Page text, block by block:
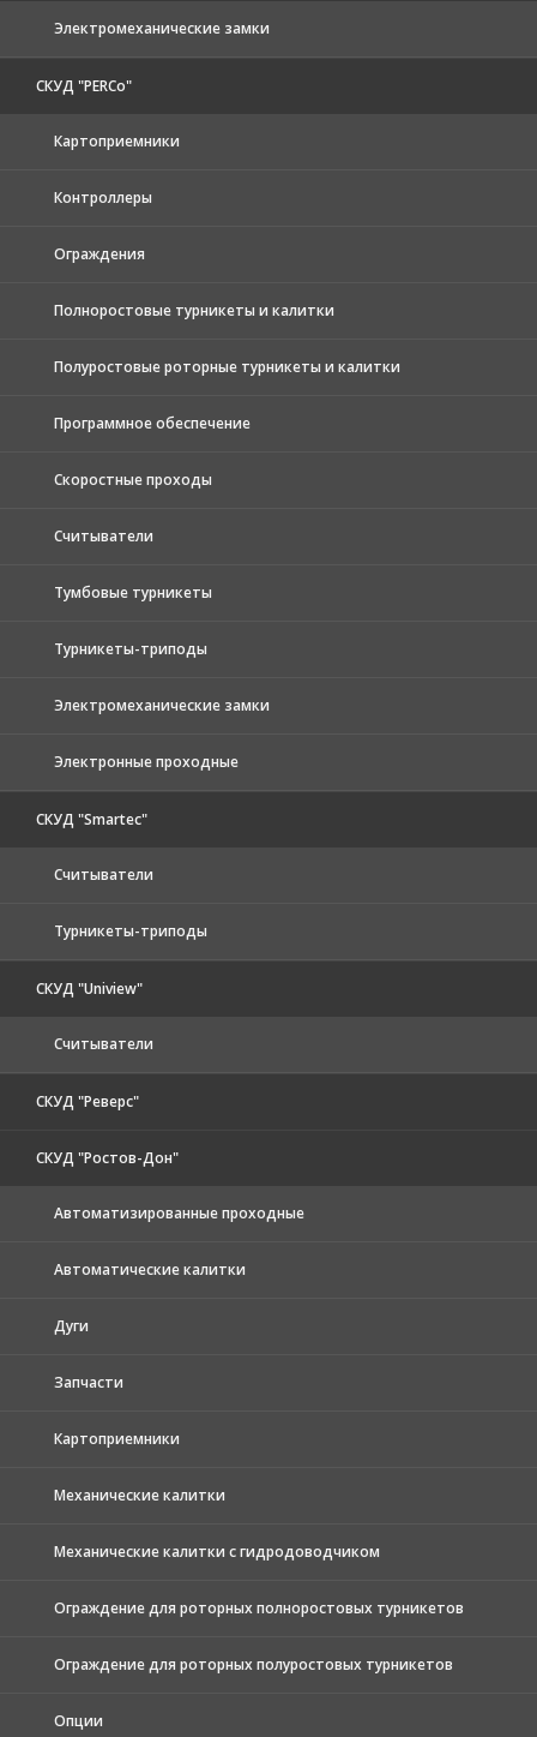
Электромеханические замки
СКУД "PERCo"
Картоприемники
Контроллеры
Ограждения
Полноростовые турникеты и калитки
Полуростовые роторные турникеты и калитки
Программное обеспечение
Скоростные проходы
Считыватели
Тумбовые турникеты
Турникеты-триподы
Электромеханические замки
Электронные проходные
СКУД "Smartec"
Считыватели
Турникеты-триподы
СКУД "Uniview"
Считыватели
СКУД "Реверс"
СКУД "Ростов-Дон"
Автоматизированные проходные
Автоматические калитки
Дуги
Запчасти
Картоприемники
Механические калитки
Механические калитки с гидродоводчиком
Ограждение для роторных полноростовых турникетов
Ограждение для роторных полуростовых турникетов
Опции